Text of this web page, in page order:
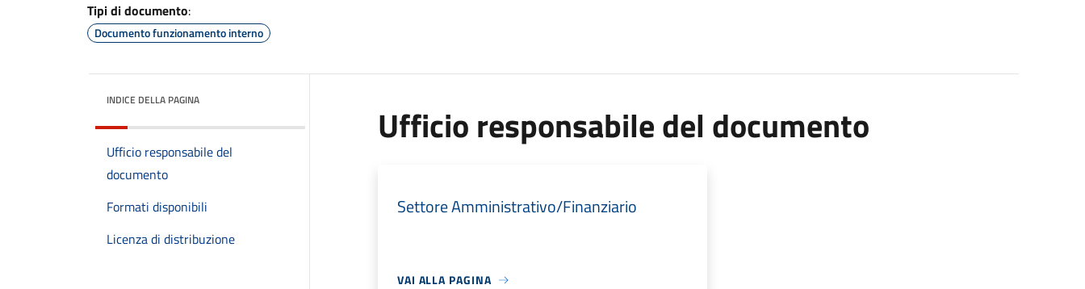
Tipi di documento:
Documento funzionamento interno
INDICE DELLA PAGINA
Ufficio responsabile del
documento
Formati disponibili
Licenza di distribuzione
Ufficio responsabile del documento
Settore Amministrativo/Finanziario
VAI ALLA PAGINA